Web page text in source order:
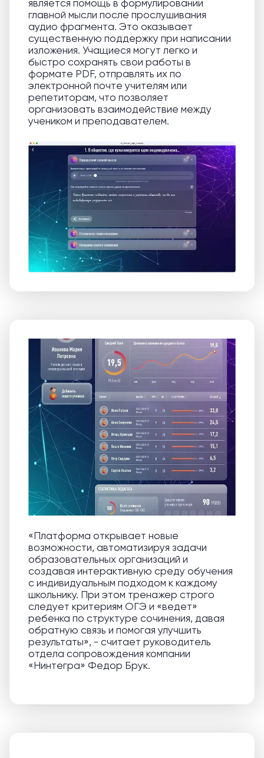
является помощь в формулировании
главной мысли после прослушивания
аудио фрагмента. Это оказывает
существенную поддержку при написании
изложения. Учащиеся могут легко и
быстро сохранять свои работы в
формате PDF, отправлять их по
электронной почте учителям или
репетиторам, что позволяет
организовать взаимодействие между
учеником и преподавателем.
«Платформа открывает новые
возможности, автоматизируя задачи
образовательных организаций и
создавая интерактивную среду обучения
с индивидуальным подходом к каждому
школьнику. При этом тренажер строго
следует критериям ОГЭ и «ведет»
ребенка по структуре сочинения, давая
обратную связь и помогая улучшить
результаты», - считает руководитель
отдела сопровождения компании
«Нинтегра» Федор Брук.